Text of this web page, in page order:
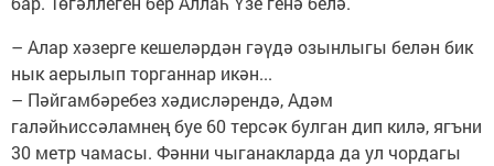
– Алар хәзерге кешеләрдән гәүдә озынлыгы белән бик
нык аерылып торганнар икән...
– Пәйгамбәребез хәдисләрендә, Адәм
галәйһиссәламнең буе 60 терсәк булган дип килә, ягъни
30 метр чамасы. Фәнни чыганакларда да ул чордагы